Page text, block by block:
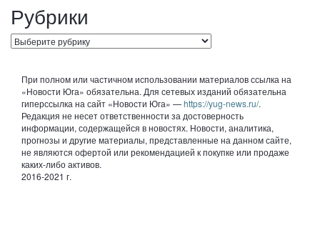
Рубрики
Рубрики
При полном или частичном использовании материалов ссылка на
«Новости Юга» обязательна. Для сетевых изданий обязательна
гиперссылка на сайт «Новости Юга» —https://yug-news.ru/.
Редакция не несет ответственности за достоверность
информации, содержащейся в новостях. Новости, аналитика,
прогнозы и другие материалы, представленные на данном сайте,
не являются офертой или рекомендацией к покупке или продаже
каких-либо активов.
2016-2021 г.